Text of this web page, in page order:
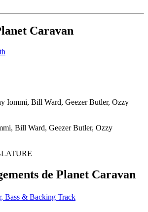
Caravan
Iommi, Bill Ward, Geezer Butler, Ozzy
Bill Ward, Geezer Butler, Ozzy
de Planet Caravan
Bass & Backing Track